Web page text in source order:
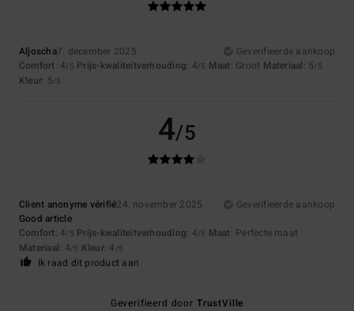
Aljoscha7. december 2025
Geverifieerde aankoop
Comfort: 4/5 Prijs-kwaliteitverhouding: 4/5 Maat: Groot Materiaal: 5/5
Kleur: 5/5
4/5
Client anonyme vérifié24. november 2025
Geverifieerde aankoop
Good article
Comfort: 4/5 Prijs-kwaliteitverhouding: 4/5 Maat: Perfecte maat
Materiaal: 4/5 Kleur: 4 /5
Ik raad dit product aan
Geverifieerd door TrustVille